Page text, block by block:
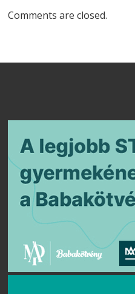
Comments are closed.